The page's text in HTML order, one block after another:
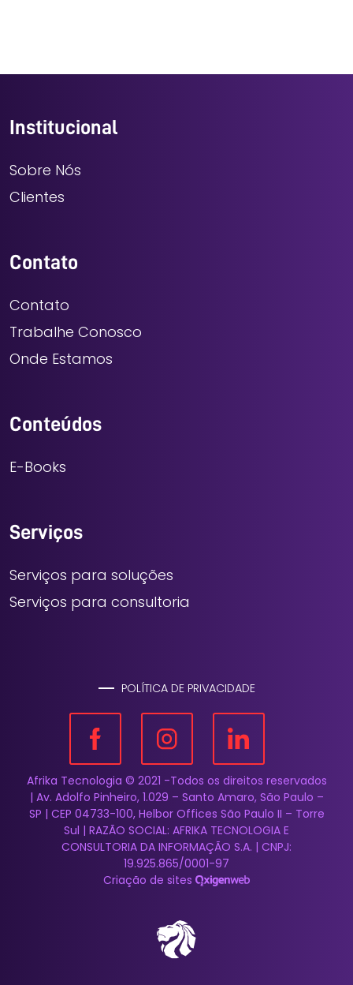
Institucional
Sobre Nós
Clientes
Contato
Contato
Trabalhe Conosco
Onde Estamos
Conteúdos
E-Books
Serviços
Serviços para soluções
Serviços para consultoria
POLÍTICA DE PRIVACIDADE
Afrika Tecnologia © 2021 -Todos os direitos reservados
| Av. Adolfo Pinheiro, 1.029 – Santo Amaro, São Paulo –
SP | CEP 04733-100, Helbor Offices São Paulo II – Torre
Sul | RAZÃO SOCIAL: AFRIKA TECNOLOGIA E
CONSULTORIA DA INFORMAÇÃO S.A. | CNPJ:
19.925.865/0001-97
Criação de sites